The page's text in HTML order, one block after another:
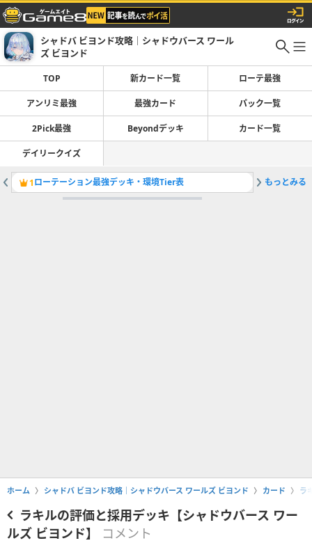
シャドバ ビヨンド攻略｜シャドウバース ワール
ズ ビヨンド
TOP 新カード一覧 ローテ最強
アンリミ最強 最強カード パック一覧
2Pick最強 Beyondデッキ カード一覧
デイリークイズ
1ローテーション最強デッキ・環境Tier表 2
もっとみる
ホーム シャドバ ビヨンド攻略｜シャドウバース ワールズ ビヨンド カード ラ
ラキルの評価と採用デッキ【シャドウバース ワー
ルズ ビヨンド】
コメント